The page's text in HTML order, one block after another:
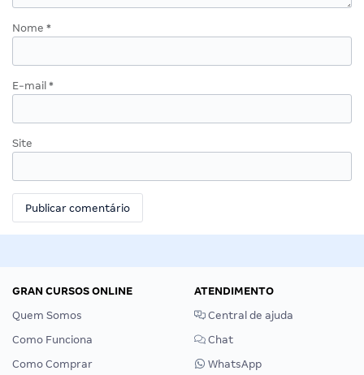
Nome *
E-mail *
Site
GRAN CURSOS ONLINE
Quem Somos
Como Funciona
Como Comprar
ATENDIMENTO
Central de ajuda
Chat
WhatsApp